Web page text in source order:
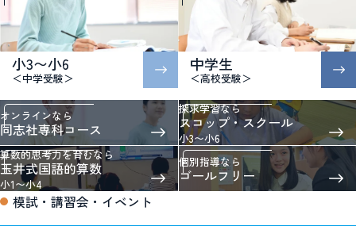
小3〜小6
＜中学受験＞
中学生
＜高校受験＞
オンラインなら
同志社専科コース
探求学習なら
スコップ・スクール
小3〜小6
算数的思考力を育むなら
玉井式国語的算数
小1〜小4
個別指導なら
ゴールフリー
模試・講習会・イベント